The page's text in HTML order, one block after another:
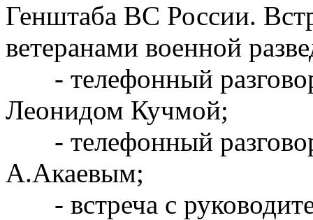
Генштаба ВС России.
ветеранами военной
- телефонный
Леонидом Кучмой;
- телефонный
А.Акаевым;
- встреча с